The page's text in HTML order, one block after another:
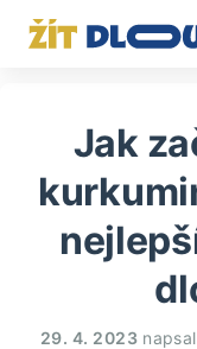
Jak
29. 4. 2023 napsal